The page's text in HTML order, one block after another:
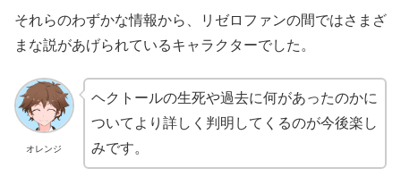
それらのわずかな情報から、リゼロファンの間ではさまざ
まな説があげられているキャラクターでした。
オレンジ
ヘクトールの生死や過去に何があったのかに
ついてより詳しく判明してくるのが今後楽し
みです。